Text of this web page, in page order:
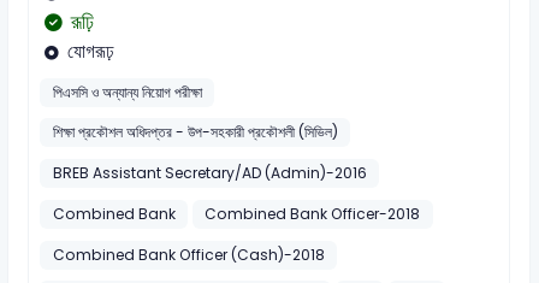
রূঢ়ি
যোগরূঢ়
পিএসসি ও অন্যান্য নিয়োগ পরীক্ষা
শিক্ষা প্রকৌশল অধিদপ্তর - উপ-সহকারী প্রকৌশলী (সিভিল)
BREB Assistant Secretary/AD (Admin)-2016
Combined Bank
Combined Bank Officer-2018
Combined Bank Officer (Cash)-2018